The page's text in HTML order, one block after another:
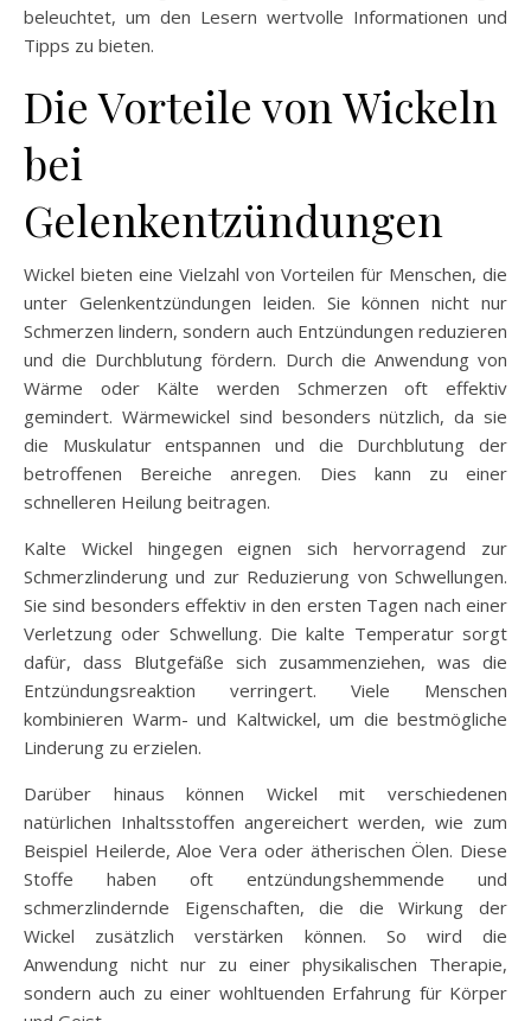
beleuchtet, um den Lesern wertvolle Informationen und
Tipps zu bieten.
Die Vorteile von Wickeln
bei
Gelenkentzündungen
Wickel bieten eine Vielzahl von Vorteilen für Menschen, die
unter Gelenkentzündungen leiden. Sie können nicht nur
Schmerzen lindern, sondern auch Entzündungen reduzieren
und die Durchblutung fördern. Durch die Anwendung von
Wärme oder Kälte werden Schmerzen oft effektiv
gemindert. Wärmewickel sind besonders nützlich, da sie
die Muskulatur entspannen und die Durchblutung der
betroffenen Bereiche anregen. Dies kann zu einer
schnelleren Heilung beitragen.
Kalte Wickel hingegen eignen sich hervorragend zur
Schmerzlinderung und zur Reduzierung von Schwellungen.
Sie sind besonders effektiv in den ersten Tagen nach einer
Verletzung oder Schwellung. Die kalte Temperatur sorgt
dafür, dass Blutgefäße sich zusammenziehen, was die
Entzündungsreaktion verringert. Viele Menschen
kombinieren Warm- und Kaltwickel, um die bestmögliche
Linderung zu erzielen.
Darüber hinaus können Wickel mit verschiedenen
natürlichen Inhaltsstoffen angereichert werden, wie zum
Beispiel Heilerde, Aloe Vera oder ätherischen Ölen. Diese
Stoffe haben oft entzündungshemmende und
schmerzlindernde Eigenschaften, die die Wirkung der
Wickel zusätzlich verstärken können. So wird die
Anwendung nicht nur zu einer physikalischen Therapie,
sondern auch zu einer wohltuenden Erfahrung für Körper